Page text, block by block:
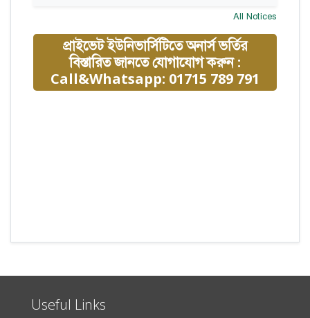
All Notices
প্রাইভেট ইউনিভার্সিটিতে অনার্স ভর্তির
বিস্তারিত জানতে যোগাযোগ করুন :
Call&Whatsapp: 01715 789 791
Useful Links